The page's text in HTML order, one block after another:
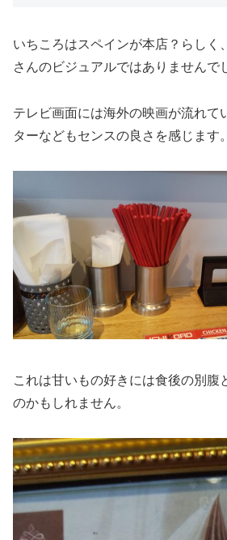
いちころはスペインが本店？らしく
さんのビジュアルではありませんで
テレビ画面には海外の映画が流れて
ターなどもセンスの良さを感じます。
これは甘いもの好きには食後の別腹
のかもしれません。